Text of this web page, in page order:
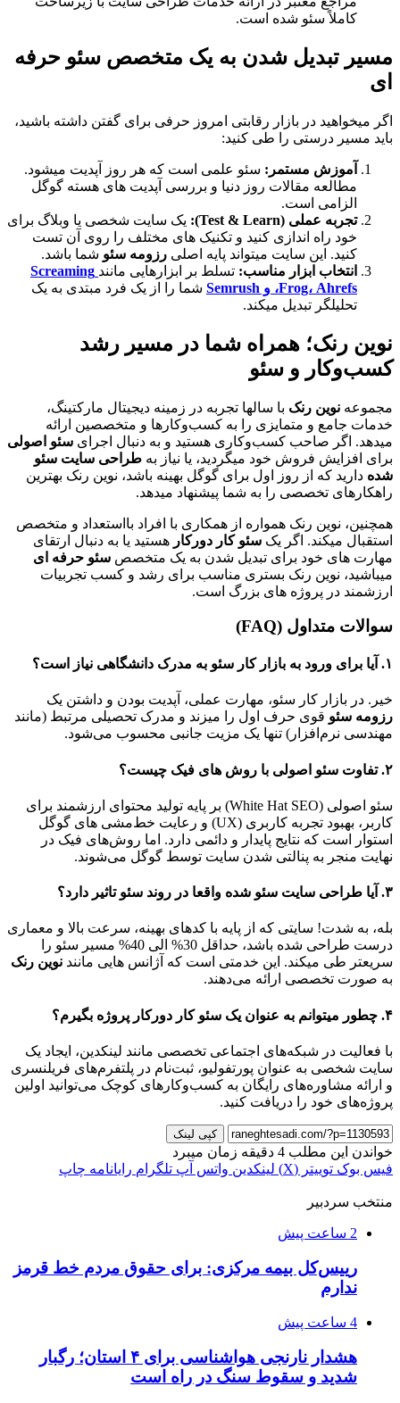
کاملاً سئو شده است.
مسیر تبدیل شدن به یک متخصص سئو حرفه
ای
اگر میخواهید در بازار رقابتی امروز حرفی برای گفتن داشته باشید،
باید مسیر درستی را طی کنید:
آموزش مستمر: سئو علمی است که هر روز آپدیت میشود.
مطالعه مقالات روز دنیا و بررسی آپدیت‌ های هسته گوگل
الزامی است.
تجربه عملی (Test & Learn):
یک سایت شخصی یا وبلاگ برای
خود راه‌ اندازی کنید و تکنیک‌ های مختلف را روی آن تست
کنید. این سایت میتواند پایه اصلی رزومه سئو شما باشد.
انتخاب ابزار مناسب: تسلط بر ابزارهایی مانند Screaming
Frog، Ahrefs، و Semrush
شما را از یک فرد مبتدی به یک
تحلیلگر تبدیل میکند.
نوین رنک؛ همراه شما در مسیر رشد
کسب‌وکار و سئو
مجموعه نوین رنک با سالها تجربه در زمینه دیجیتال مارکتینگ،
خدمات جامع و متمایزی را به کسب‌وکارها و متخصصین ارائه
میدهد. اگر صاحب کسب‌وکاری هستید و به دنبال اجرای سئو اصولی
برای افزایش فروش خود میگردید، یا نیاز به طراحی سایت سئو
شده دارید که از روز اول برای گوگل بهینه باشد، نوین رنک بهترین
راهکارهای تخصصی را به شما پیشنهاد میدهد.
همچنین، نوین رنک همواره از همکاری با افراد بااستعداد و متخصص
استقبال میکند. اگر یک سئو کار دورکار هستید یا به دنبال ارتقای
مهارت‌ های خود برای تبدیل شدن به یک متخصص سئو حرفه ای
میباشید، نوین رنک بستری مناسب برای رشد و کسب تجربیات
ارزشمند در پروژه‌ های بزرگ است.
سوالات متداول (FAQ)
۱. آیا برای ورود به بازار کار سئو به مدرک دانشگاهی نیاز است؟
خیر. در بازار کار سئو، مهارت عملی، آپدیت بودن و داشتن یک
رزومه سئو قوی حرف اول را میزند و مدرک تحصیلی مرتبط (مانند
مهندسی نرم‌افزار) تنها یک مزیت جانبی محسوب می‌شود.
۲. تفاوت سئو اصولی با روش‌ های فیک چیست؟
سئو اصولی (White Hat SEO) بر پایه تولید محتوای ارزشمند برای
کاربر، بهبود تجربه کاربری (UX) و رعایت خط‌مشی‌ های گوگل
استوار است که نتایج پایدار و دائمی دارد. اما روش‌های فیک در
نهایت منجر به پنالتی شدن سایت توسط گوگل می‌شوند.
۳. آیا طراحی سایت سئو شده واقعا در روند سئو تاثیر دارد؟
بله، به شدت! سایتی که از پایه با کدهای بهینه، سرعت بالا و معماری
درست طراحی شده باشد، حداقل 30% الی 40% مسیر سئو را
سریعتر طی میکند. این خدمتی است که آژانس‌ هایی مانند نوین رنک
به صورت تخصصی ارائه می‌دهند.
۴. چطور میتوانم به عنوان یک سئو کار دورکار پروژه بگیرم؟
با فعالیت در شبکه‌های اجتماعی تخصصی مانند لینکدین، ایجاد یک
سایت شخصی به عنوان پورتفولیو، ثبت‌نام در پلتفرم‌های فریلنسری
و ارائه مشاوره‌های رایگان به کسب‌وکارهای کوچک می‌توانید اولین
پروژه‌های خود را دریافت کنید.
کپی لینک
خواندن این مطلب 4 دقیقه زمان میبرد
فیس بوک توییتر (X) لینکدین واتس آپ تلگرام رایانامه چاپ
منتخب سردبیر
2 ساعت پیش
رییس‌کل بیمه مرکزی: برای حقوق مردم خط قرمز
ندارم
4 ساعت پیش
هشدار نارنجی هواشناسی برای ۴ استان؛ رگبار
شدید و سقوط سنگ در راه است